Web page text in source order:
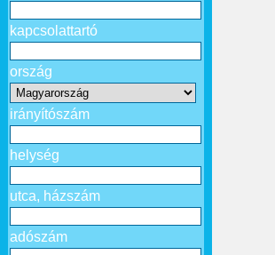
kapcsolattartó
ország
irányítószám
helység
utca, házszám
adószám